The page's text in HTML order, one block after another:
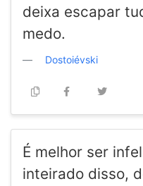
deixa escapar
medo.
Dostoiévski
É melhor ser
inteirado disso,